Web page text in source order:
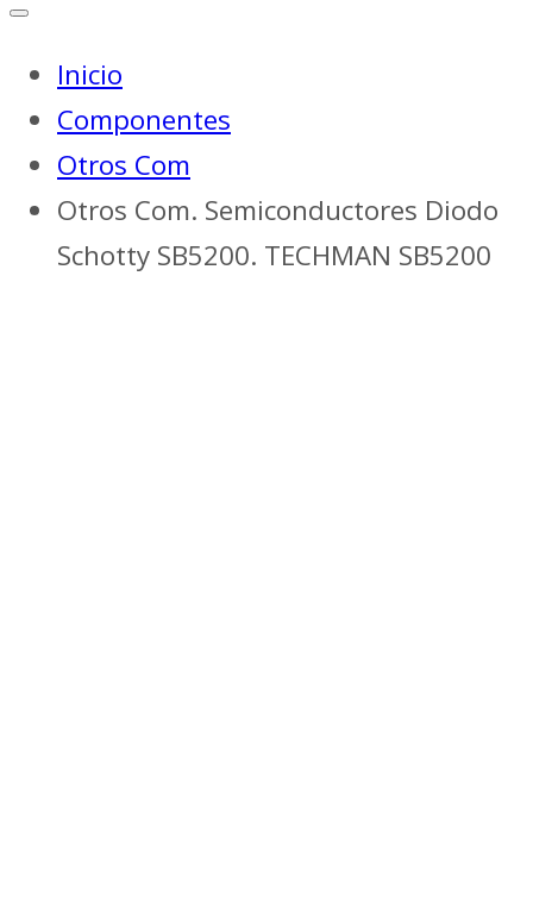
Inicio
Componentes
Otros Com
Otros Com. Semiconductores Diodo
Schotty SB5200. TECHMAN SB5200